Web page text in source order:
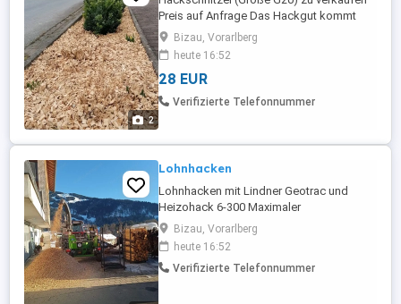
2
Preis auf Anfrage Das Hackgut kommt
ausschließlich aus Vorarlberg und kann
jederzeit vorbestellt werden Zustellung
Vorarlberg und Umgebung möglich
Bizau, Vorarlberg
heute 16:52
28 EUR
Verifizierte Telefonnummer
Lohnhacken
Lohnhacken mit Lindner Geotrac und
Heizohack 6-300 Maximaler
Holzdurchmesser 30 cm Durchsatz ca. 15
m h je nach Ordnung und Material
Abrechnung nach Aufwand und Anfahrt
Preis auf Anfrage
Bizau, Vorarlberg
heute 16:52
Verifizierte Telefonnummer